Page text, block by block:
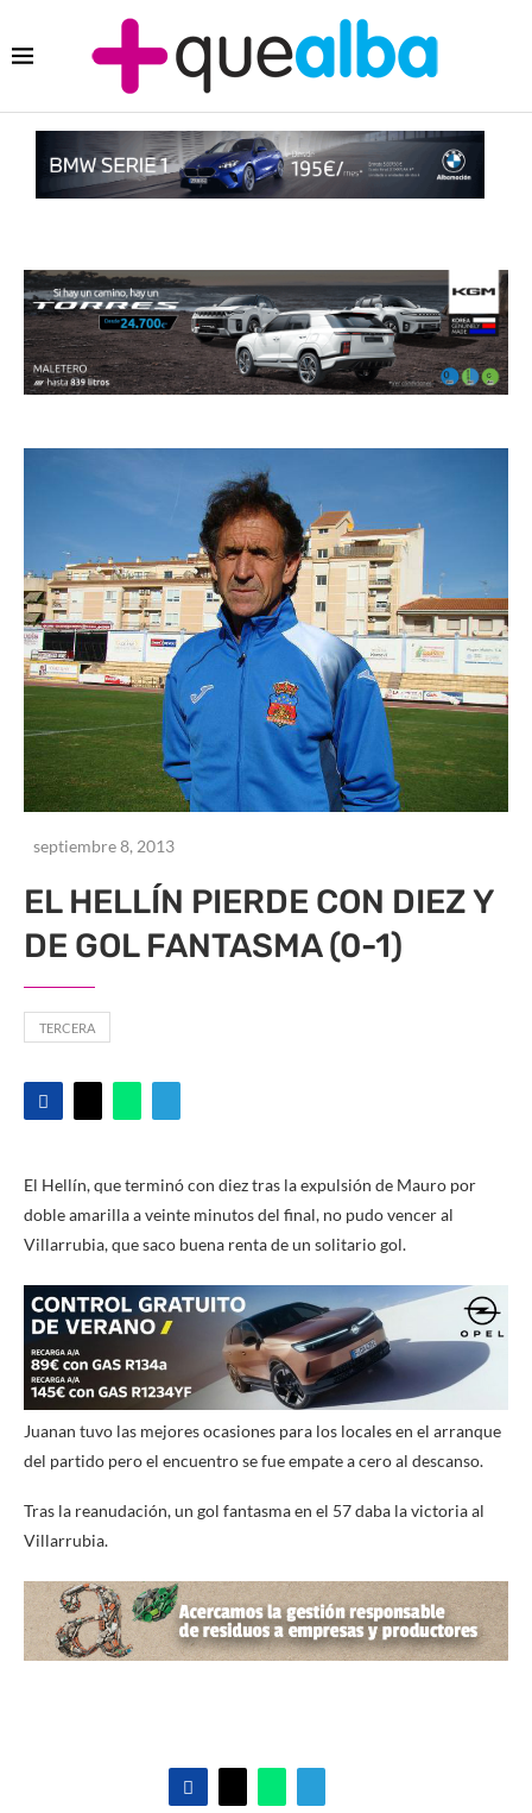
septiembre 8, 2013
EL HELLÍN PIERDE CON DIEZ Y
DE GOL FANTASMA (0-1)
TERCERA
El Hellín, que terminó con diez tras la expulsión de Mauro por
doble amarilla a veinte minutos del final, no pudo vencer al
Villarrubia, que saco buena renta de un solitario gol.
Juanan tuvo las mejores ocasiones para los locales en el arranque
del partido pero el encuentro se fue empate a cero al descanso.
Tras la reanudación, un gol fantasma en el 57 daba la victoria al
Villarrubia.